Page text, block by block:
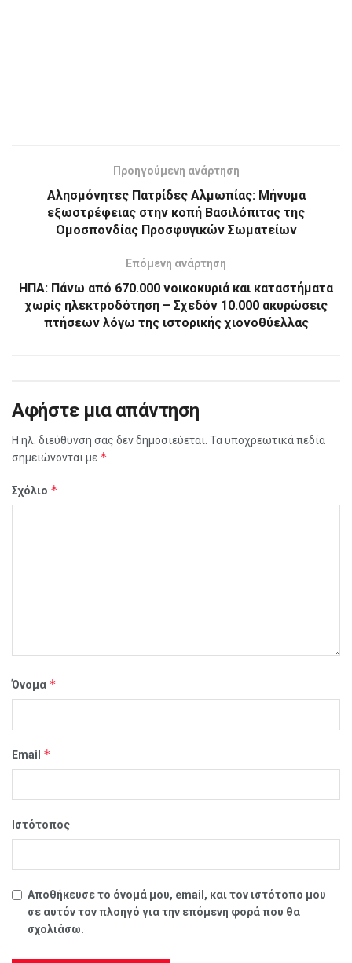
Προηγούμενη ανάρτηση
Αλησμόνητες Πατρίδες Αλμωπίας: Μήνυμα
εξωστρέφειας στην κοπή Βασιλόπιτας της
Ομοσπονδίας Προσφυγικών Σωματείων
Επόμενη ανάρτηση
ΗΠΑ: Πάνω από 670.000 νοικοκυριά και καταστήματα
χωρίς ηλεκτροδότηση – Σχεδόν 10.000 ακυρώσεις
πτήσεων λόγω της ιστορικής χιονοθύελλας
Αφήστε μια απάντηση
Η ηλ. διεύθυνση σας δεν δημοσιεύεται. Τα υποχρεωτικά πεδία
σημειώνονται με *
Σχόλιο *
Όνομα *
Email *
Ιστότοπος
Αποθήκευσε το όνομά μου, email, και τον ιστότοπο μου
σε αυτόν τον πλοηγό για την επόμενη φορά που θα
σχολιάσω.